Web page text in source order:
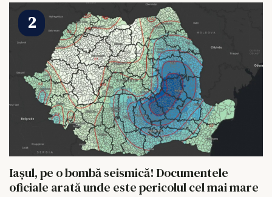
Iașul, pe o bombă seismică! Documentele
oficiale arată unde este pericolul cel mai mare